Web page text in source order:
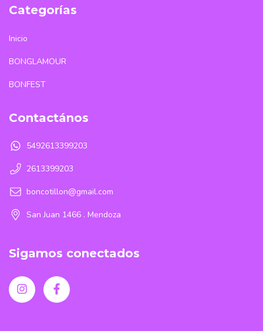
Categorías
Inicio
BONGLAMOUR
BONFEST
Contactános
5492613399203
2613399203
boncotillon@gmail.com
San Juan 1466 . Mendoza
Sigamos conectados